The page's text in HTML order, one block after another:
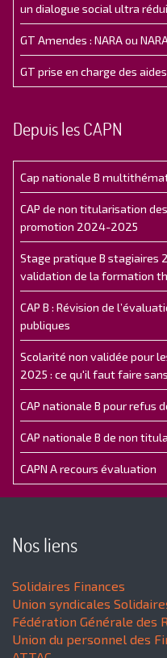
un dialogue social ultra
GT Amendes : NARA ou
GT prise en charge des aides
Depuis les CAPN
Cap nationale B
CAP de non titularisation
promotion 2024-2025
Stage pratique B
validation de la formation
CAP B : Révision de
publiques
Scolarité non validée pour
2025 : ce qu'il faut faire
CAP nationale B pour refus
CAP nationale B de non
CAPN A recours évaluation
Nos liens
Solidaires Finances
Union syndicales
Fédération Générale des
Union du personnel des